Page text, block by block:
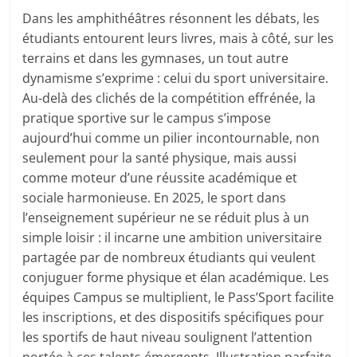
Dans les amphithéâtres résonnent les débats, les
étudiants entourent leurs livres, mais à côté, sur les
terrains et dans les gymnases, un tout autre
dynamisme s’exprime : celui du sport universitaire.
Au-delà des clichés de la compétition effrénée, la
pratique sportive sur le campus s’impose
aujourd’hui comme un pilier incontournable, non
seulement pour la santé physique, mais aussi
comme moteur d’une réussite académique et
sociale harmonieuse. En 2025, le sport dans
l’enseignement supérieur ne se réduit plus à un
simple loisir : il incarne une ambition universitaire
partagée par de nombreux étudiants qui veulent
conjuguer forme physique et élan académique. Les
équipes Campus se multiplient, le Pass’Sport facilite
les inscriptions, et des dispositifs spécifiques pour
les sportifs de haut niveau soulignent l’attention